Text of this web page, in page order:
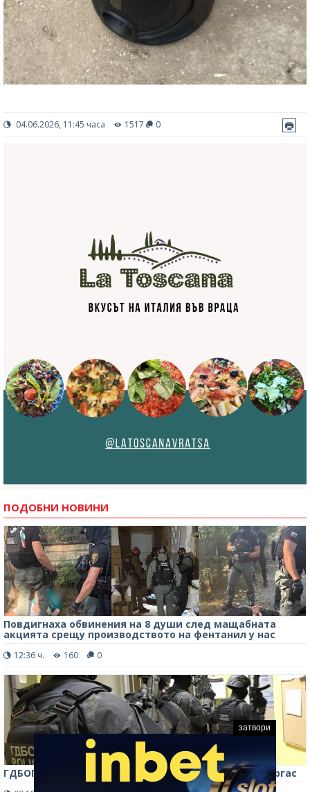
04.06.2026, 11:45 часа 1517 0
ПОДОБНИ НОВИНИ
Повдигнаха обвинения на 8 души след мащабната
акцията срещу производството на фентанил у нас
12:36 ч. 160 0
ГДБОП и СБУ закопчаха украински наркобарон в Бургас
затвори